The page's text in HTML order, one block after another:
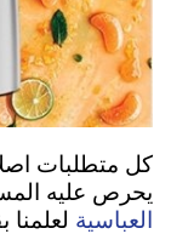
كل متطلبات
يحرص عليه
العباسية